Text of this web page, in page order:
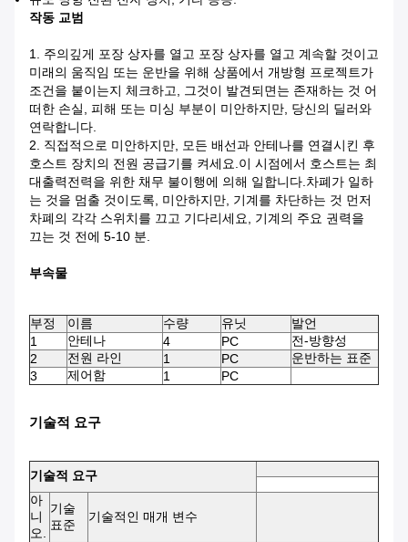
작동 교범
1. 주의깊게 포장 상자를 열고 포장 상자를 열고 계속할 것이고
미래의 움직임 또는 운반을 위해 상품에서 개방형 프로젝트가
조건을 붙이는지 체크하고, 그것이 발견되면는 존재하는 것 어
떠한 손실, 피해 또는 미싱 부분이 미안하지만, 당신의 딜러와
연락합니다.
2. 직접적으로 미안하지만, 모든 배선과 안테나를 연결시킨 후
호스트 장치의 전원 공급기를 켜세요.이 시점에서 호스트는 최
대출력전력을 위한 채무 불이행에 의해 일합니다.차폐가 일하
는 것을 멈출 것이도록, 미안하지만, 기계를 차단하는 것 먼저
차폐의 각각 스위치를 끄고 기다리세요, 기계의 주요 권력을
끄는 것 전에 5-10 분.
부속물
부정 이름 수량 유닛
발언
1
안테나 4 PC
전-방향성
2
전원 라인 1 PC
운반하는 표준
3
제어함 1 PC
기술적 요구
기술적 요구
아
니
오.
기술
표준
기술적인 매개 변수